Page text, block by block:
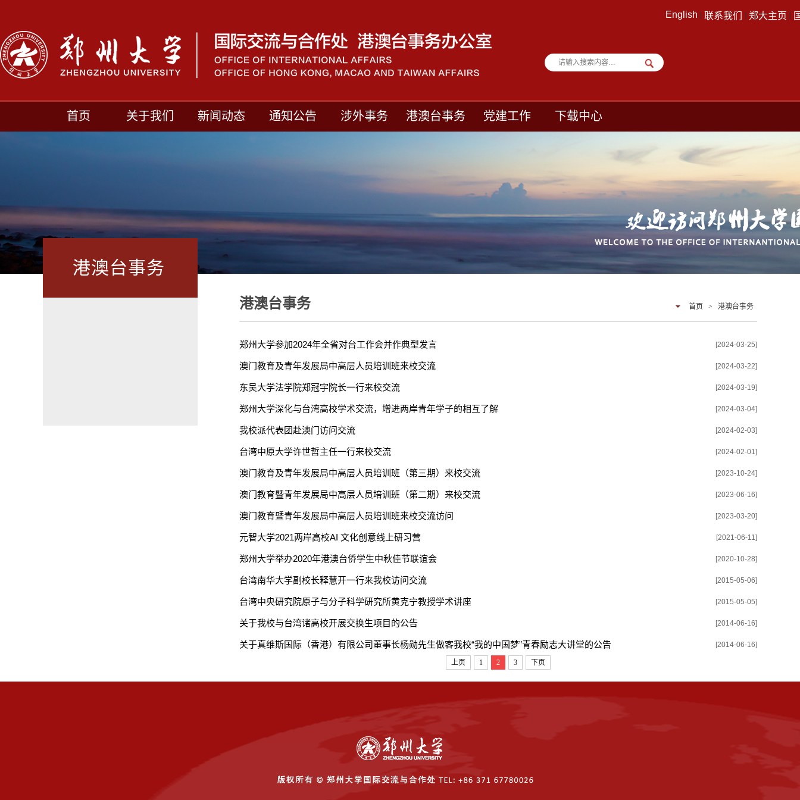
English 联系我们 郑大主页
首页 关于我们 新闻动态 通知公告 涉外事务 港澳台事务 党建工作 下载中心
港澳台事务
港澳台事务 首页 > 港澳台事务
郑州大学参加2024年全省对台工作会并作典型发言 [2024-03-25]
澳门教育及青年发展局中高层人员培训班来校交流 [2024-03-22]
东吴大学法学院郑冠宇院长一行来校交流 [2024-03-19]
郑州大学深化与台湾高校学术交流，增进两岸青年学子的相互了解 [2024-03-04]
我校派代表团赴澳门访问交流 [2024-02-03]
台湾中原大学许世哲主任一行来校交流 [2024-02-01]
澳门教育及青年发展局中高层人员培训班（第三期）来校交流 [2023-10-24]
澳门教育暨青年发展局中高层人员培训班（第二期）来校交流 [2023-06-16]
澳门教育暨青年发展局中高层人员培训班来校交流访问 [2023-03-20]
元智大学2021两岸高校AI 文化创意线上研习营 [2021-06-11]
郑州大学举办2020年港澳台侨学生中秋佳节联谊会 [2020-10-28]
台湾南华大学副校长释慧开一行来我校访问交流 [2015-05-06]
台湾中央研究院原子与分子科学研究所黄克宁教授学术讲座 [2015-05-05]
关于我校与台湾诸高校开展交换生项目的公告 [2014-06-16]
关于真维斯国际（香港）有限公司董事长杨勋先生做客我校“我的中国梦”青春励志大讲堂的公告 [2014-06-16]
上页 1 2 3 下页